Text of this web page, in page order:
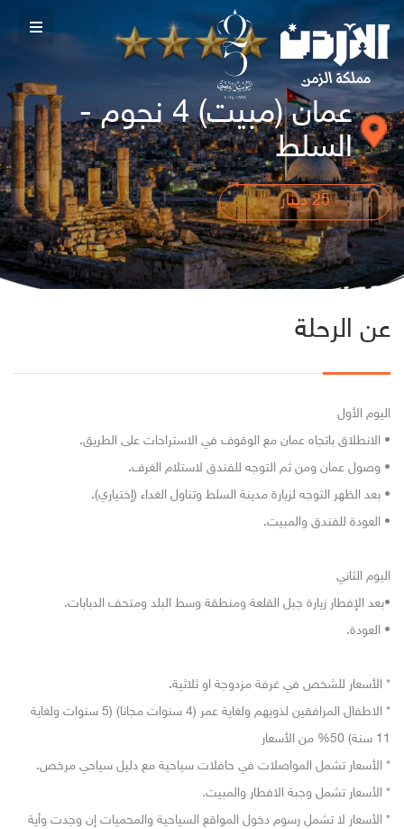
عمان (مبيت) 4 نجوم -
السلط
25دينار
عن الرحلة
اليوم الأول
• الانطلاق باتجاه عمان مع الوقوف في الاستراحات على الطريق.
• وصول عمان ومن ثم التوجه للفندق لاستلام الغرف.
• بعد الظهر التوجه لزيارة مدينة السلط وتناول الغداء (إختياري).
• العودة للفندق والمبيت.
اليوم الثاني
•بعد الإفطار زيارة جبل القلعة ومنطقة وسط البلد ومتحف الدبابات.
• العودة.
* الأسعار للشخص في غرفة مزدوجة او ثلاثية.
* الاطفال المرافقين لذويهم ولغاية عمر (4 سنوات مجانا) (5 سنوات ولغاية
11 سنة) 50% من الأسعار
* الأسعار تشمل المواصلات في حافلات سياحية مع دليل سياحي مرخص.
* الأسعار تشمل وجبة الافطار والمبيت.
* الأسعار لا تشمل رسوم دخول المواقع السياحية والمحميات إن وجدت وأية